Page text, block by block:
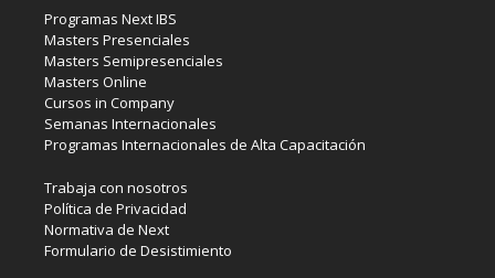
Programas Next IBS
Masters Presenciales
Masters Semipresenciales
Masters Online
Cursos in Company
Semanas Internacionales
Programas Internacionales de Alta Capacitación
Trabaja con nosotros
Política de Privacidad
Normativa de Next
Formulario de Desistimiento